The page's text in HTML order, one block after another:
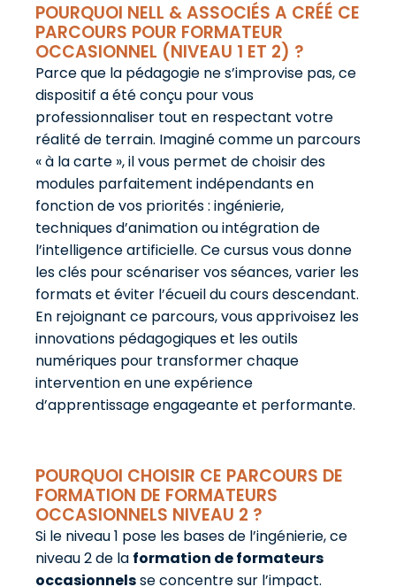
POURQUOI NELL & ASSOCIÉS A CRÉÉ CE
PARCOURS POUR FORMATEUR
OCCASIONNEL (NIVEAU 1 ET 2) ?
Parce que la pédagogie ne s’improvise pas, ce
dispositif a été conçu pour vous
professionnaliser tout en respectant votre
réalité de terrain. Imaginé comme un parcours
« à la carte », il vous permet de choisir des
modules parfaitement indépendants en
fonction de vos priorités : ingénierie,
techniques d’animation ou intégration de
l’intelligence artificielle. Ce cursus vous donne
les clés pour scénariser vos séances, varier les
formats et éviter l’écueil du cours descendant.
En rejoignant ce parcours, vous apprivoisez les
innovations pédagogiques et les outils
numériques pour transformer chaque
intervention en une expérience
d’apprentissage engageante et performante.
POURQUOI CHOISIR CE PARCOURS DE
FORMATION DE FORMATEURS
OCCASIONNELS NIVEAU 2 ?
Si le niveau 1 pose les bases de l’ingénierie, ce
niveau 2 de la formation de formateurs
occasionnelsse concentre sur l’impact.